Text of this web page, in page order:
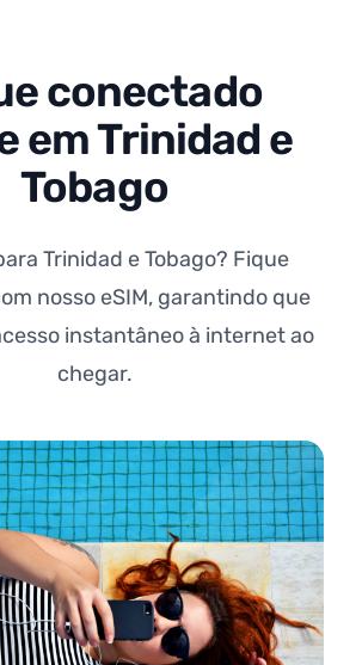
conectado
em Trinidad e
Tobago
Trinidad e Tobago? Fique
nosso eSIM, garantindo que
instantâneo à internet ao
chegar.